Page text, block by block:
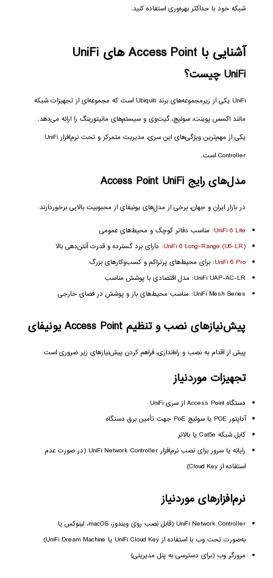
شبکه خود با حداکثر بهره‌وری استفاده کنید.
آشنایی با Access Point های UniFi
UniFi چیست؟
UniFi یکی از زیرمجموعه‌های برند Ubiquiti است که مجموعه‌ای از تجهیزات شبکه
مانند اکسس پوینت، سوئیچ، گیت‌وی و سیستم‌های مانیتورینگ را ارائه می‌دهد.
یکی از مهم‌ترین ویژگی‌های این سری، مدیریت متمرکز و تحت نرم‌افزار UniFi
Controller است.
مدل‌های رایج Access Point UniFi
در بازار ایران و جهان، برخی از مدل‌های یونیفای از محبوبیت بالایی برخوردارند:
UniFi 6 Lite: مناسب دفاتر کوچک و محیط‌های عمومی
UniFi 6 Long-Range (U6-LR): دارای برد گسترده و قدرت آنتن‌دهی بالا
UniFi 6 Pro: برای محیط‌های پرتراکم و کسب‌وکارهای بزرگ
UniFi UAP-AC-LR: مدل اقتصادی با پوشش مناسب
UniFi Mesh Series: مناسب محیط‌های باز و پوشش در فضای خارجی
پیش‌نیازهای نصب و تنظیم Access Point یونیفای
پیش از اقدام به نصب و راه‌اندازی، فراهم کردن پیش‌نیازهای زیر ضروری است:
تجهیزات موردنیاز
دستگاه Access Point از سری UniFi
آداپتور POE یا سوئیچ PoE جهت تأمین برق دستگاه
کابل شبکه Cat5e یا بالاتر
رایانه یا سرور برای نصب نرم‌افزار UniFi Network Controller (در صورت عدم
استفاده از Cloud Key)
نرم‌افزارهای موردنیاز
UniFi Network Controller (قابل نصب روی ویندوز، macOS، لینوکس یا
به‌صورت تحت وب با استفاده از UniFi Cloud Key یا UniFi Dream Machine)
مرورگر وب (برای دسترسی به پنل مدیریتی)